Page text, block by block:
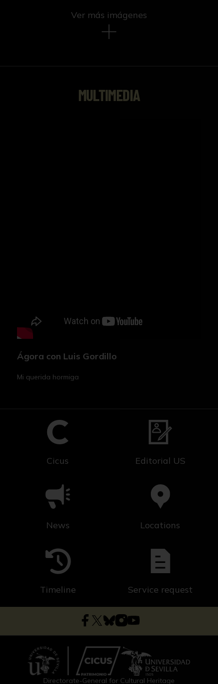
Ver más imágenes
MULTIMEDIA
Ágora con Luis Gordillo
Mi querida hormiga
Cicus Editorial US
News Locations
Timeline Service request
Directorate-General for Cultural Heritage